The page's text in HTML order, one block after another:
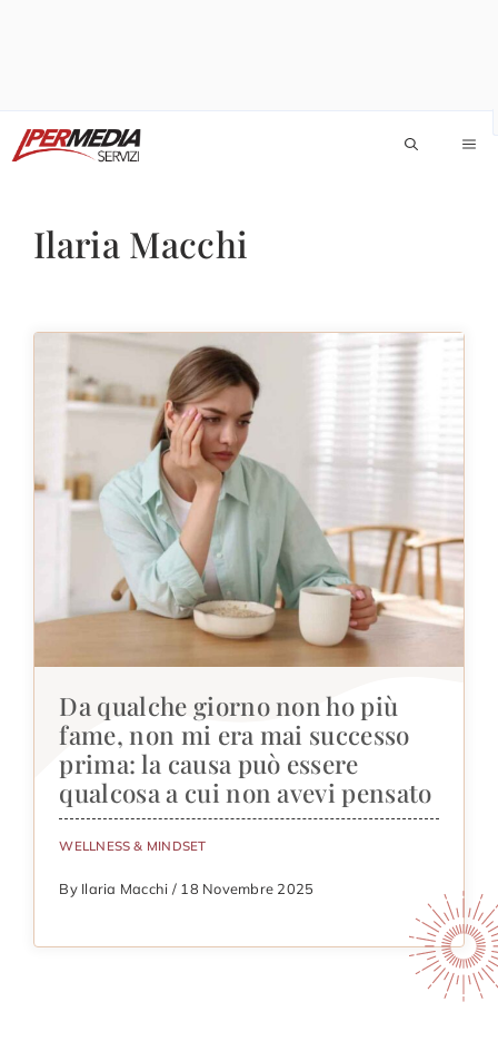
al
Ilaria Macchi
Da qualche giorno non ho più
fame, non mi era mai successo
prima: la causa può essere
qualcosa a cui non avevi pensato
WELLNESS & MINDSET
By Ilaria Macchi / 18 Novembre 2025